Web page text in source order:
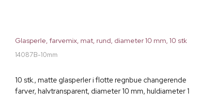
Glasperle, farvemix, mat, rund, diameter 10 mm, 10 stk
14087B-10mm
10 stk., matte glasperler i flotte regnbue changerende
farver, halvtransparent, diameter 10 mm, huldiameter 1